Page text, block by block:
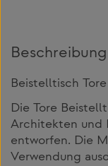
Beschreibung
Beistelltisch
Die Tore
Architekten und
entworfen. Die
Verwendung